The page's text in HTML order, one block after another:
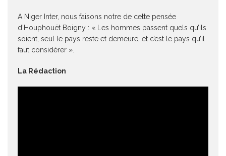
A Niger Inter, nous faisons notre de cette pensée
d’Houphouët Boigny : « Les hommes passent quels qu’ils
soient, seul le pays reste et demeure, et c’est le pays qu’il
faut considérer ».
La Rédaction